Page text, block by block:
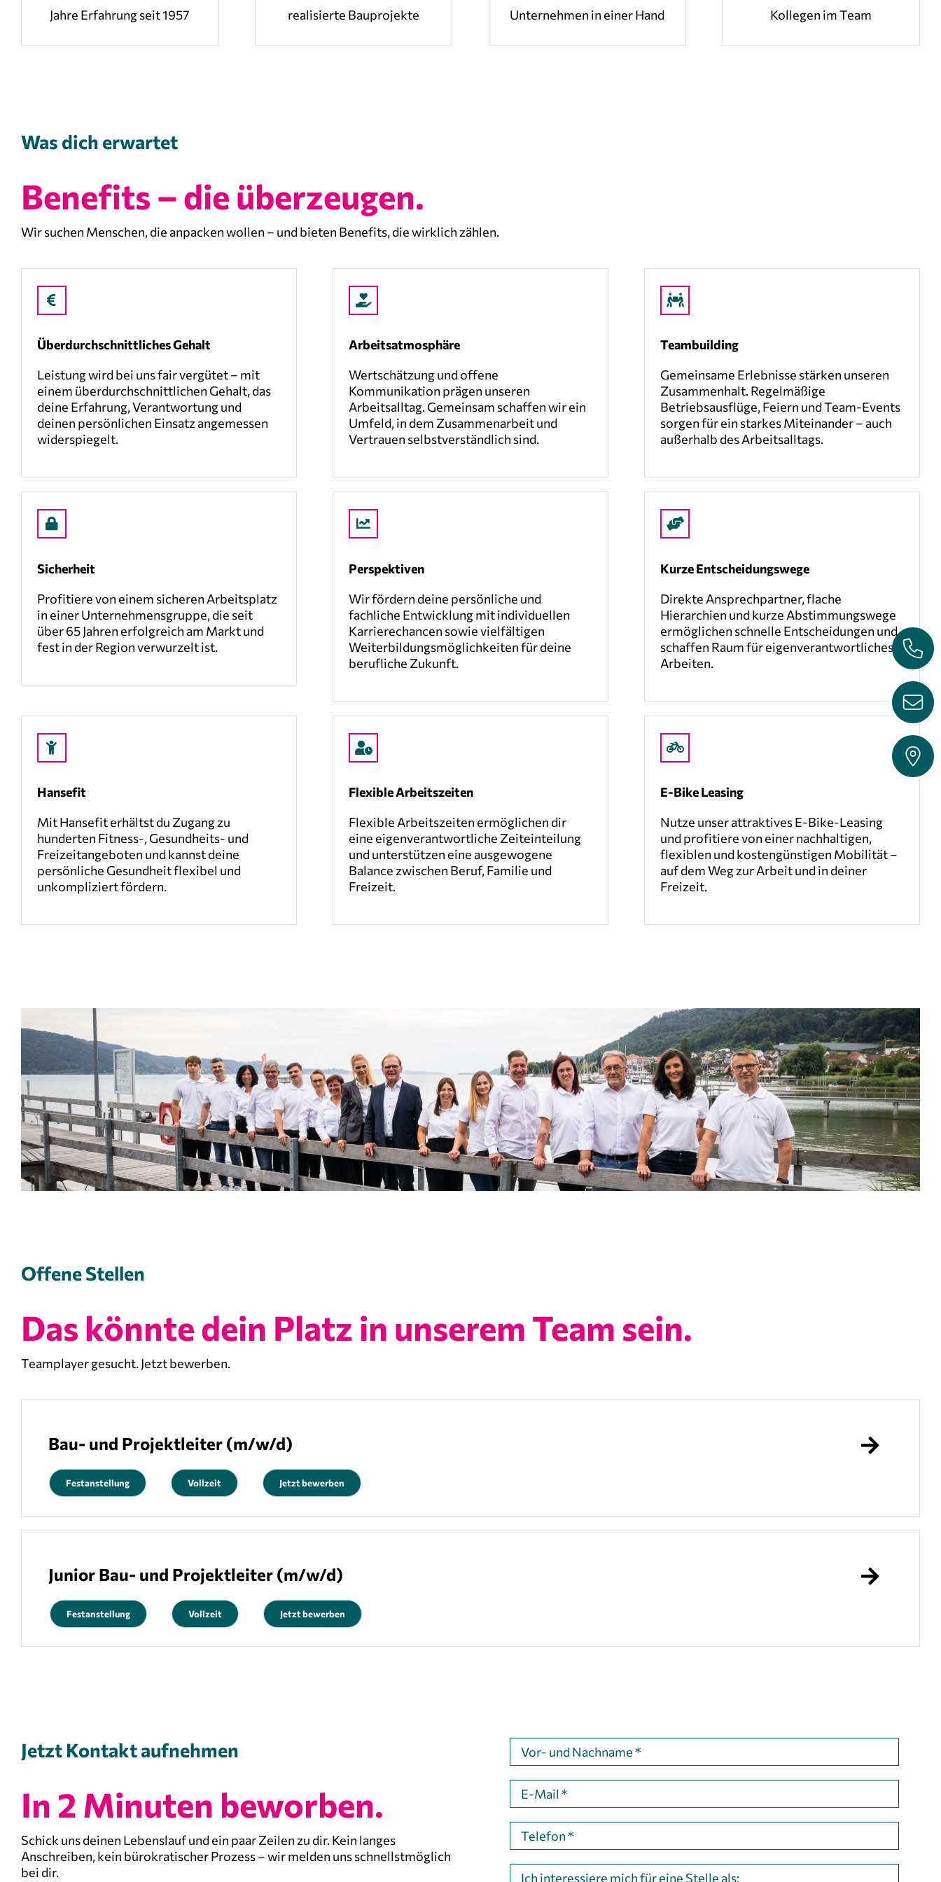
Jahre Erfahrung seit 1957 realisierte Bauprojekte Unternehmen in einer Hand Kollegen im Team
Was dich erwartet
Benefits – die überzeugen.
Wir suchen Menschen, die anpacken wollen – und bieten Benefits, die wirklich zählen.
Überdurchschnittliches Gehalt
Leistung wird bei uns fair vergütet – mit
einem überdurchschnittlichen Gehalt, das
deine Erfahrung, Verantwortung und
deinen persönlichen Einsatz angemessen
widerspiegelt.
Arbeitsatmosphäre
Wertschätzung und offene
Kommunikation prägen unseren
Arbeitsalltag. Gemeinsam schaffen wir ein
Umfeld, in dem Zusammenarbeit und
Vertrauen selbstverständlich sind.
Teambuilding
Gemeinsame Erlebnisse stärken unseren
Zusammenhalt. Regelmäßige
Betriebsausflüge, Feiern und Team-Events
sorgen für ein starkes Miteinander – auch
außerhalb des Arbeitsalltags.
Sicherheit
Profitiere von einem sicheren Arbeitsplatz
in einer Unternehmensgruppe, die seit
über 65 Jahren erfolgreich am Markt und
fest in der Region verwurzelt ist.
Perspektiven
Wir fördern deine persönliche und
fachliche Entwicklung mit individuellen
Karrierechancen sowie vielfältigen
Weiterbildungsmöglichkeiten für deine
berufliche Zukunft.
Kurze Entscheidungswege
Direkte Ansprechpartner, flache
Hierarchien und kurze Abstimmungswege
ermöglichen schnelle Entscheidungen und
schaffen Raum für eigenverantwortliches
Arbeiten.
Hansefit
Mit Hansefit erhältst du Zugang zu
hunderten Fitness-, Gesundheits- und
Freizeitangeboten und kannst deine
persönliche Gesundheit flexibel und
unkompliziert fördern.
Flexible Arbeitszeiten
Flexible Arbeitszeiten ermöglichen dir
eine eigenverantwortliche Zeiteinteilung
und unterstützen eine ausgewogene
Balance zwischen Beruf, Familie und
Freizeit.
E-Bike Leasing
Nutze unser attraktives E-Bike-Leasing
und profitiere von einer nachhaltigen,
flexiblen und kostengünstigen Mobilität –
auf dem Weg zur Arbeit und in deiner
Freizeit.
Offene Stellen
Das könnte dein Platz in unserem Team sein.
Teamplayer gesucht. Jetzt bewerben.
Bau- und Projektleiter (m/w/d)
Festanstellung Vollzeit Jetzt bewerben
Junior Bau- und Projektleiter (m/w/d)
Festanstellung Vollzeit Jetzt bewerben
Jetzt Kontakt aufnehmen
In 2 Minuten beworben.
Schick uns deinen Lebenslauf und ein paar Zeilen zu dir. Kein langes
Anschreiben, kein bürokratischer Prozess – wir melden uns schnellstmöglich
bei dir.